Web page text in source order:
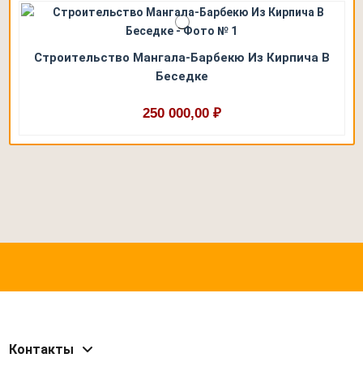
Строительство Мангала-Барбекю Из Кирпича В
Беседке
250 000,00 ₽
Контакты